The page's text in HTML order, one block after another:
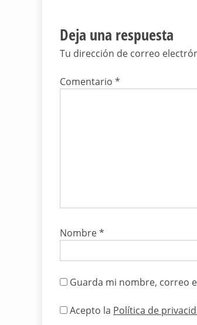
Deja una respuesta
Tu dirección de correo
Comentario *
Nombre*
Guarda mi nombre, correo
Acepto la Política de